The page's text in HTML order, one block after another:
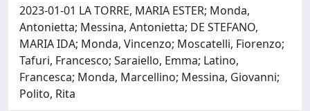
2023-01-01 LA TORRE, MARIA ESTER; Monda,
Antonietta; Messina, Antonietta; DE STEFANO,
MARIA IDA; Monda, Vincenzo; Moscatelli, Fiorenzo;
Tafuri, Francesco; Saraiello, Emma; Latino,
Francesca; Monda, Marcellino; Messina, Giovanni;
Polito, Rita